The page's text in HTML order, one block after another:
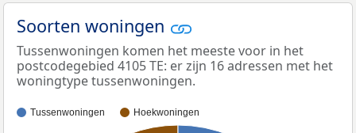
Soorten woningen
Tussenwoningen komen het meeste voor in het
postcodegebied 4105 TE: er zijn 16 adressen met het
woningtype tussenwoningen.
Tussenwoningen Hoekwoningen